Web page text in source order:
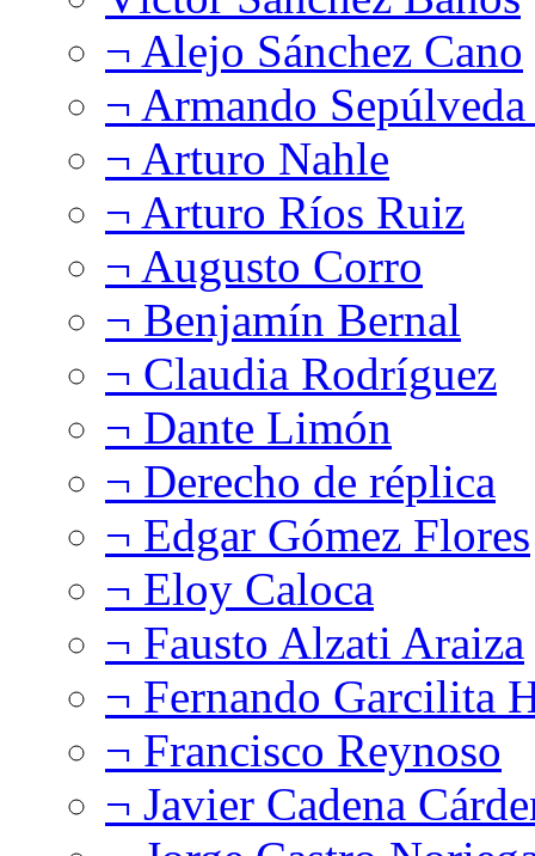
¬ Alejo Sánchez Cano
¬ Armando
¬ Arturo Nahle
¬ Arturo Ríos Ruiz
¬ Augusto Corro
¬ Benjamín Bernal
¬ Claudia Rodríguez
¬ Dante Limón
¬ Derecho de réplica
¬ Edgar Gómez Flores
¬ Eloy Caloca
¬ Fausto Alzati Araiza
¬ Fernando Garcilita
¬ Francisco Reynoso
¬ Javier Cadena